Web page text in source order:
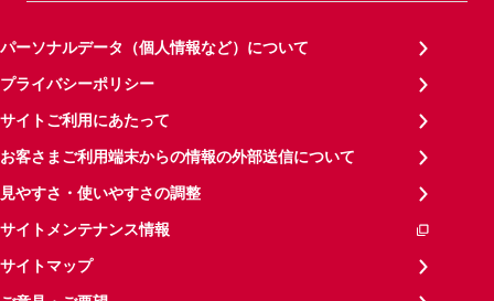
パーソナルデータ（個人情報など）について
プライバシーポリシー
サイトご利用にあたって
お客さまご利用端末からの情報の外部送信について
見やすさ・使いやすさの調整
サイトメンテナンス情報
サイトマップ